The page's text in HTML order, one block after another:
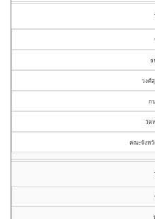
ธ
วงศ์
ก
วัด
คณะจังหวั